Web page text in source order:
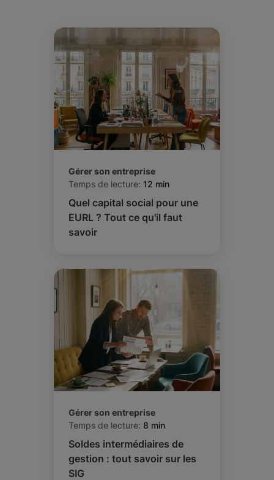
Gérer son entreprise
Temps de lecture: 12 min
Quel capital social pour une
EURL ? Tout ce qu'il faut
savoir
Gérer son entreprise
Temps de lecture: 8 min
Soldes intermédiaires de
gestion : tout savoir sur les
SIG